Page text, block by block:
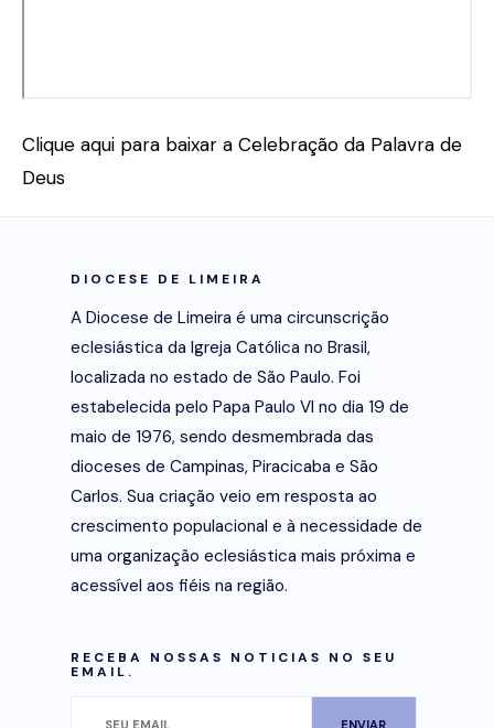
Clique aqui para baixar a Celebração da Palavra de
Deus
DIOCESE DE LIMEIRA
A Diocese de Limeira é uma circunscrição
eclesiástica da Igreja Católica no Brasil,
localizada no estado de São Paulo. Foi
estabelecida pelo Papa Paulo VI no dia 19 de
maio de 1976, sendo desmembrada das
dioceses de Campinas, Piracicaba e São
Carlos. Sua criação veio em resposta ao
crescimento populacional e à necessidade de
uma organização eclesiástica mais próxima e
acessível aos fiéis na região.
RECEBA NOSSAS NOTICIAS NO SEU
EMAIL.